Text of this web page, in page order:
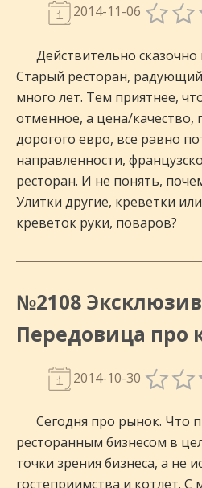
2014-11-06
Действительно сказочно
Старый ресторан,
много лет. Тем приятнее,
отменное, а цена/
дорогого евро, все равно
направленности,
ресторан. И не понять,
Улитки другие, креветки
креветок руки, поваров?
№2108
Передовица про
2014-10-30
Сегодня про рынок. Что
ресторанным бизнесом в
точки зрения бизнеса, а не
гостеприимства и котлет. С